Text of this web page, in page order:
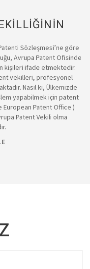
Sözleşmesi’ne göre
Avrupa Patent Ofisinde
kişileri ifade etmektedir.
vekilleri, profesyonel
Nasıl ki, Ülkemizde
yapabilmek için patent
European Patent Office )
Patent Vekili olma